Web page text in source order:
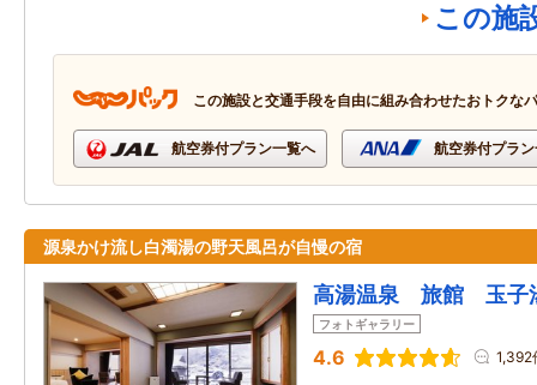
この施
この施設と交通手段を自由に組み合わせたおトクな
航空券付プラン一覧へ 航空券付プラ
源泉かけ流し白濁湯の野天風呂が自慢の宿
高湯温泉 旅館 玉子
フォトギャラリー
4.6 1,392